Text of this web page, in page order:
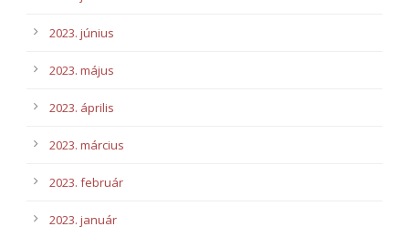
2023. június
2023. május
2023. április
2023. március
2023. február
2023. január